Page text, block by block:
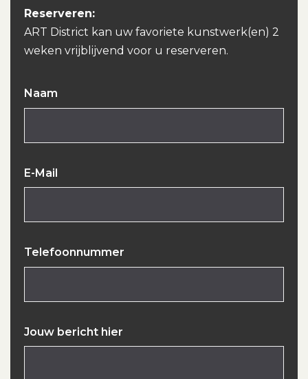
Reserveren:
ART District kan uw favoriete kunstwerk(en) 2
weken vrijblijvend voor u reserveren.
Naam
E-Mail
Telefoonnummer
Jouw bericht hier